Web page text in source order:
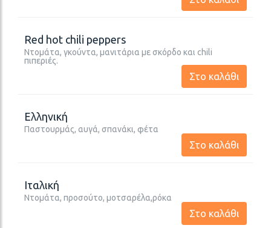
Red hot chili peppers
Ντομάτα, γκούντα, μανιτάρια με σκόρδο και chili
πιπεριές.
Στο καλάθι
Ελληνική
Παστουρμάς, αυγά, σπανάκι, φέτα
Στο καλάθι
Ιταλική
Ντομάτα, προσούτο, μοτσαρέλα,ρόκα
Στο καλάθι